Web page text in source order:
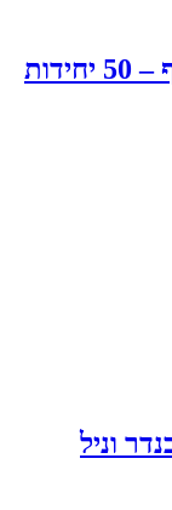
וניל